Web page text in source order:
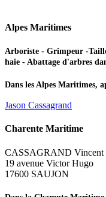
Alpes Maritimes
Arboriste - Grimpeur -
haie - Abattage d'arbres
Dans les Alpes Maritimes,
Jason Cassagrand
Charente Maritime
CASSAGRAND Vincent
19 avenue Victor Hugo
17600 SAUJON